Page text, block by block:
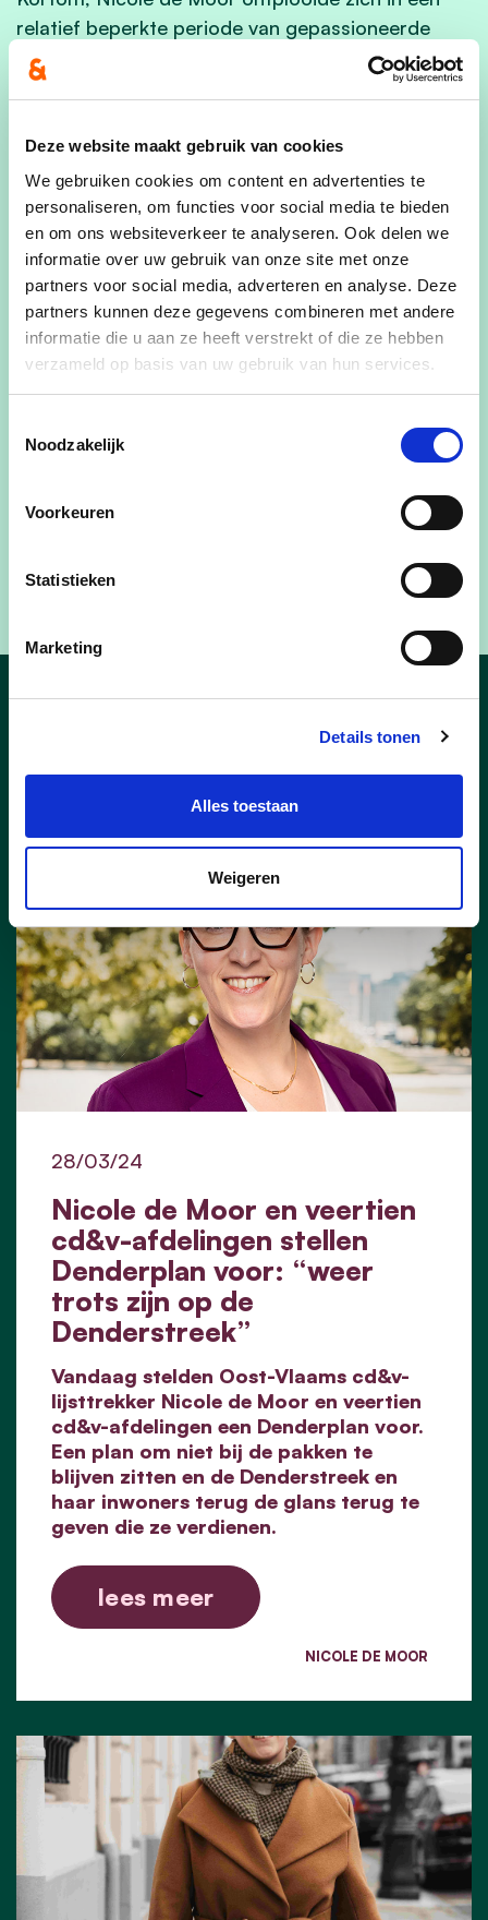
Deze website maakt gebruik van cookies
We gebruiken cookies om content en advertenties te
personaliseren, om functies voor social media te bieden
en om ons websiteverkeer te analyseren. Ook delen we
informatie over uw gebruik van onze site met onze
partners voor social media, adverteren en analyse. Deze
partners kunnen deze gegevens combineren met andere
informatie die u aan ze heeft verstrekt of die ze hebben
verzameld op basis van uw gebruik van hun services.
Noodzakelijk
Voorkeuren
Statistieken
Marketing
Details tonen
Alles toestaan
Weigeren
relatief beperkte periode van gepassioneerde
rechtenstudente tot de migratiespecialiste bij
uitstek van de Wetstraat.
https://www.cdenv.be/kopstuk/nicole-de-moor/
Heb je vragen, opmerkingen of suggesties over
mijn beleid? Dan kan je me contacteren via het
mailadresinfo.demoor@demoor.fed.be
Bezoek website
@Nicole_demoor
@nicoledemoor
nieuws van Nicole de
Moor
Nicole de Moor en veertien
cd&v-afdelingen stellen
Denderplan voor: “weer
trots zijn op de
Denderstreek”
28/03/24
Vandaag stelden Oost-Vlaams cd&v-
lijsttrekker Nicole de Moor en veertien
cd&v-afdelingen een Denderplan voor.
Een plan om niet bij de pakken te
blijven zitten en de Denderstreek en
haar inwoners terug de glans terug te
geven die ze verdienen.
lees meer
NICOLE DE MOOR